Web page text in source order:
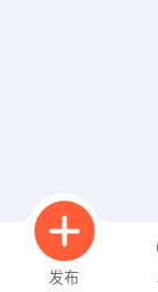
发布